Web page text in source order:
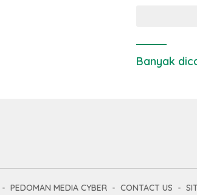
Banyak
PEDOMAN MEDIA CYBER CONTACT US